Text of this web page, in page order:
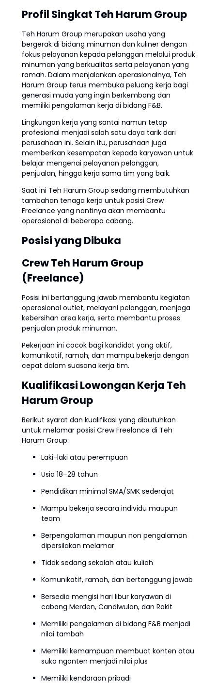
Profil Singkat Teh Harum Group
Teh Harum Group merupakan usaha yang
bergerak di bidang minuman dan kuliner dengan
fokus pelayanan kepada pelanggan melalui produk
minuman yang berkualitas serta pelayanan yang
ramah. Dalam menjalankan operasionalnya, Teh
Harum Group terus membuka peluang kerja bagi
generasi muda yang ingin berkembang dan
memiliki pengalaman kerja di bidang F&B.
Lingkungan kerja yang santai namun tetap
profesional menjadi salah satu daya tarik dari
perusahaan ini. Selain itu, perusahaan juga
memberikan kesempatan kepada karyawan untuk
belajar mengenai pelayanan pelanggan,
penjualan, hingga kerja sama tim yang baik.
Saat ini Teh Harum Group sedang membutuhkan
tambahan tenaga kerja untuk posisi Crew
Freelance yang nantinya akan membantu
operasional di beberapa cabang.
Posisi yang Dibuka
Crew Teh Harum Group
(Freelance)
Posisi ini bertanggung jawab membantu kegiatan
operasional outlet, melayani pelanggan, menjaga
kebersihan area kerja, serta membantu proses
penjualan produk minuman.
Pekerjaan ini cocok bagi kandidat yang aktif,
komunikatif, ramah, dan mampu bekerja dengan
cepat dalam suasana kerja tim.
Kualifikasi Lowongan Kerja Teh
Harum Group
Berikut syarat dan kualifikasi yang dibutuhkan
untuk melamar posisi Crew Freelance di Teh
Harum Group:
Laki-laki atau perempuan
Usia 18–28 tahun
Pendidikan minimal SMA/SMK sederajat
Mampu bekerja secara individu maupun
team
Berpengalaman maupun non pengalaman
dipersilakan melamar
Tidak sedang sekolah atau kuliah
Komunikatif, ramah, dan bertanggung jawab
Bersedia mengisi hari libur karyawan di
cabang Merden, Candiwulan, dan Rakit
Memiliki pengalaman di bidang F&B menjadi
nilai tambah
Memiliki kemampuan membuat konten atau
suka ngonten menjadi nilai plus
Memiliki kendaraan pribadi